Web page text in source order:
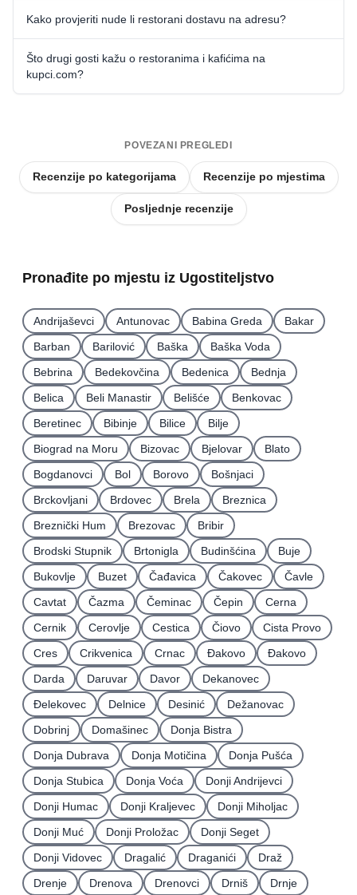
Kako provjeriti nude li restorani dostavu na adresu?
Što drugi gosti kažu o restoranima i kafićima na
kupci.com?
POVEZANI PREGLEDI
Recenzije po kategorijama Recenzije po mjestima
Posljednje recenzije
Pronađite po mjestu iz Ugostiteljstvo
Andrijaševci Antunovac Babina Greda
Bakar
Barban
Barilović Baška
Baška Voda
Bebrina
Bedekovčina Bedenica
Bednja
Belica
Beli Manastir Belišće
Benkovac
Beretinec
Bibinje Bilice
Bilje
Biograd na Moru
Bizovac Bjelovar
Blato
Bogdanovci
Bol Borovo
Bošnjaci
Brckovljani
Brdovec Brela
Breznica
Breznički Hum
Brezovac
Bribir
Brodski Stupnik
Brtonigla Budinšćina
Buje
Bukovlje
Buzet Čađavica Čakovec
Čavle
Cavtat
Čazma Čeminac Čepin
Cerna
Cernik
Cerovlje Cestica Čiovo
Cista Provo
Cres
Crikvenica Crnac Đakovo
Ðakovo
Darda
Daruvar Davor
Dekanovec
Ðelekovec
Delnice Desinić
Dežanovac
Dobrinj
Domašinec
Donja Bistra
Donja Dubrava
Donja Motičina
Donja Pušća
Donja Stubica
Donja Voća
Donji Andrijevci
Donji Humac
Donji Kraljevec
Donji Miholjac
Donji Muć
Donji Proložac
Donji Seget
Donji Vidovec
Dragalić Draganići
Draž
Drenje
Drenova Drenovci Drniš Drnje